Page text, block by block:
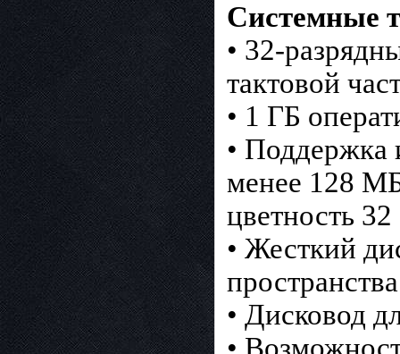
Системные
• 32-
тактовой
• 1 ГБ
• Поддержка
менее 128
цветность
• Жесткий
• Дисковод